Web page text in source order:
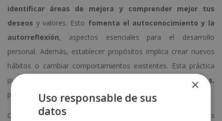
identificar áreas de mejora y comprender mejor tus
deseos y valores. Esto fomenta el autoconocimiento y la
autorreflexión, aspectos esenciales para el desarrollo
personal. Además, establecer propósitos implica crear nuevos
hábitos o cambiar comportamientos existentes. Esta práctica
puede ayudarte a
desarrollar rutinas más saludables,
productivas o significativas en tu vida diaria.
Cabe destacar que cumplir con los propósitos establecidos
×
Uso responsable de sus
datos